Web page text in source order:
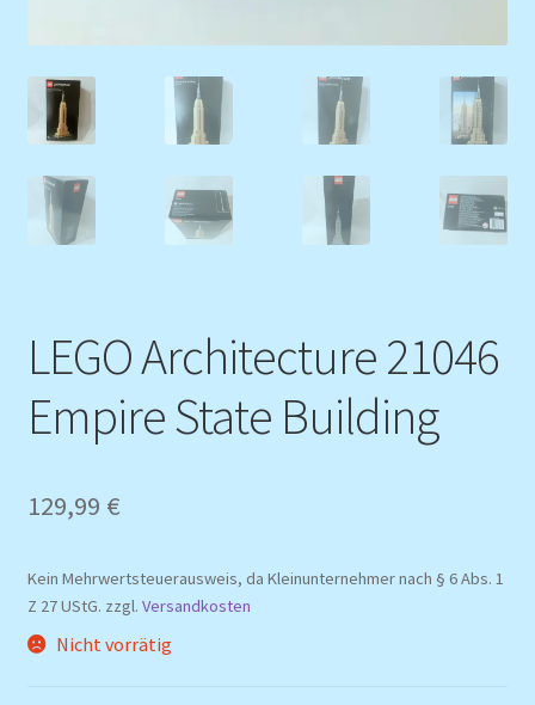
LEGO Architecture 21046
Empire State Building
129,99 €
Kein Mehrwertsteuerausweis, da Kleinunternehmer nach § 6 Abs. 1
Z 27 UStG. zzgl. Versandkosten
Nicht vorrätig